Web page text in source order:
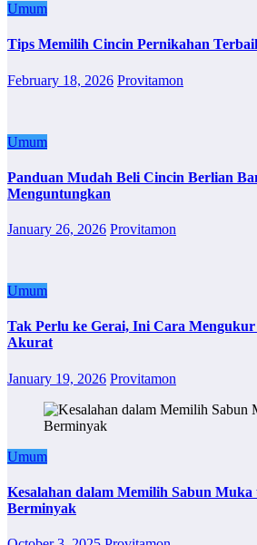
Umum
Tips Memilih Cincin Pernikahan
February 18, 2026 Provitamon
Umum
Panduan Mudah Beli Cincin Berlian
Menguntungkan
January 26, 2026 Provitamon
Umum
Tak Perlu ke Gerai, Ini Cara
Akurat
January 19, 2026 Provitamon
Umum
Kesalahan dalam Memilih Sabun
Berminyak